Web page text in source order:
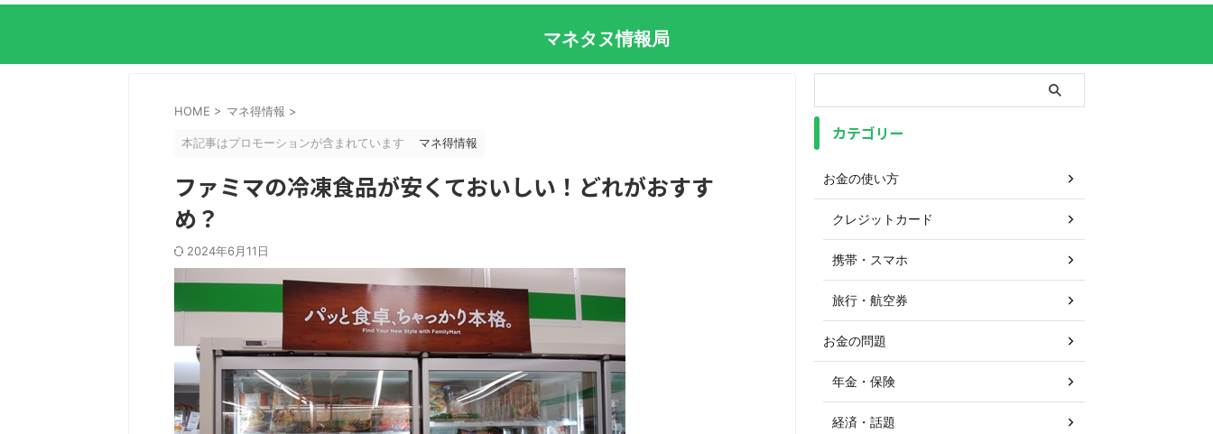
マネタヌ情報局
HOME > マネ得情報 >
本記事はプロモーションが含まれています マネ得情報
ファミマの冷凍食品が安くておいしい！どれがおすす
め？
2024年6月11日
カテゴリー
お金の使い方
クレジットカード
携帯・スマホ
旅行・航空券
お金の問題
年金・保険
経済・話題